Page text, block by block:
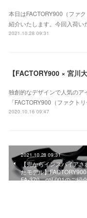
本日はFACTORY900（ファ
紹介いたします。今回入荷い
2021.10.28 09:31
独創的なデザインで人気のア
「FACTORY900（ファクト
2020.10.16 09:47
2021.10.28 09:31
【兜からインスパイアさ
たモデル】
FA-370 col.001のご紹